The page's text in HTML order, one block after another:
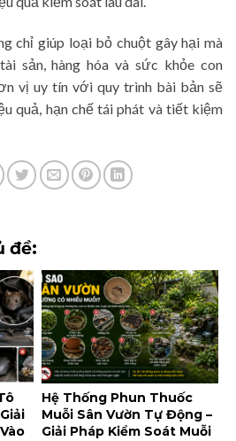
chỉ giúp loại bỏ chuột gây hại mà
sản, hàng hóa và sức khỏe con
vị uy tín với quy trình bài bản sẽ
quả, hạn chế tái phát và tiết kiệm
đề:
Hệ Thống Phun Thuốc
Muỗi Sân Vườn Tự Động –
Giải Pháp Kiểm Soát Muỗi